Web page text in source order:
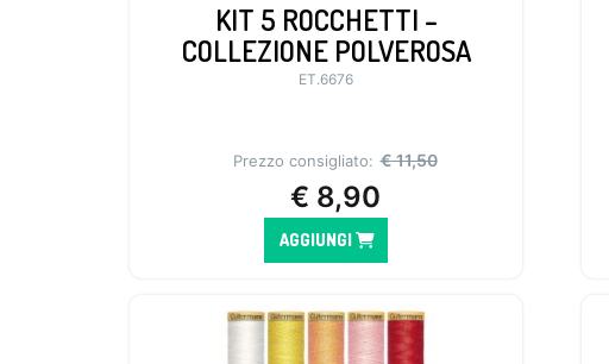
KIT 5 ROCCHETTI –
COLLEZIONE POLVEROSA
ET.6676
Prezzo consigliato: €11,50
€ 8,90
AGGIUNGI